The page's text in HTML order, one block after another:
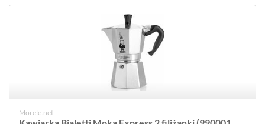
Morele.net